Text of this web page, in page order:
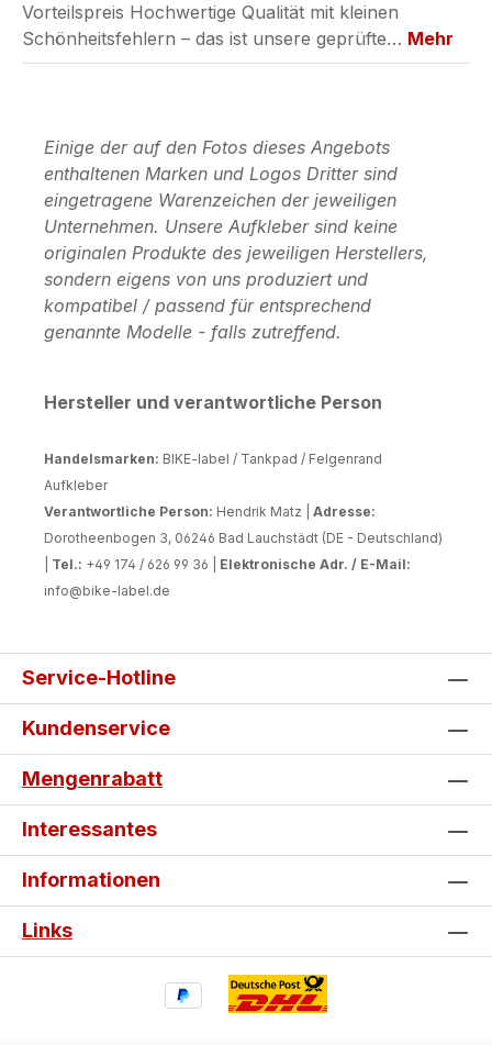
Vorteilspreis Hochwertige Qualität mit kleinen
Schönheitsfehlern – das ist unsere geprüfte… Mehr
Einige der auf den Fotos dieses Angebots
enthaltenen Marken und Logos Dritter sind
eingetragene Warenzeichen der jeweiligen
Unternehmen. Unsere Aufkleber sind keine
originalen Produkte des jeweiligen Herstellers,
sondern eigens von uns produziert und
kompatibel / passend für entsprechend
genannte Modelle - falls zutreffend.
Hersteller und verantwortliche Person
Handelsmarken: BIKE-label / Tankpad / Felgenrand
Aufkleber
Verantwortliche Person: Hendrik Matz | Adresse:
Dorotheenbogen 3, 06246 Bad Lauchstädt (DE - Deutschland)
Tel.: +49 174 / 626 99 36 | Elektronische Adr. / E-Mail:
info@bike-label.de
Service-Hotline
Kundenservice
Mengenrabatt
Interessantes
Informationen
Links